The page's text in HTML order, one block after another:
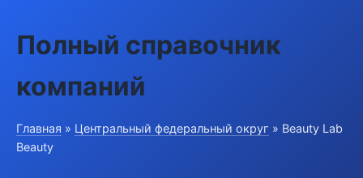
Полный справочник
компаний
Главная » Центральный федеральный округ » Beauty Lab
Beauty